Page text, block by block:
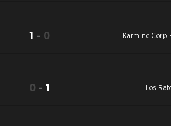
1 - 0 Karmine Corp
0 -1 Los